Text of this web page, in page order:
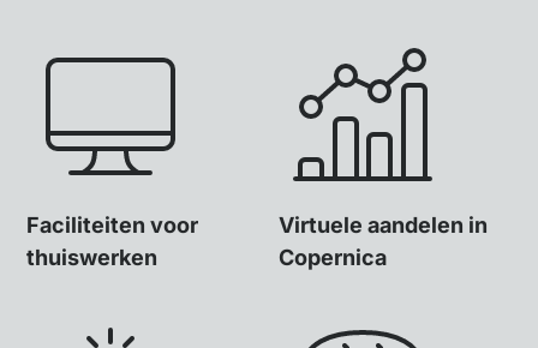
Faciliteiten voor
thuiswerken
Virtuele aandelen in
Copernica